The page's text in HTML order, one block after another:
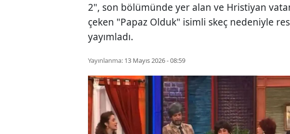
2", son bölümünde yer alan ve Hristiyan
çeken "Papaz Olduk" isimli skeç nedeniyle
yayımladı.
Yayınlanma: 13 Mayıs 2026 - 08:59